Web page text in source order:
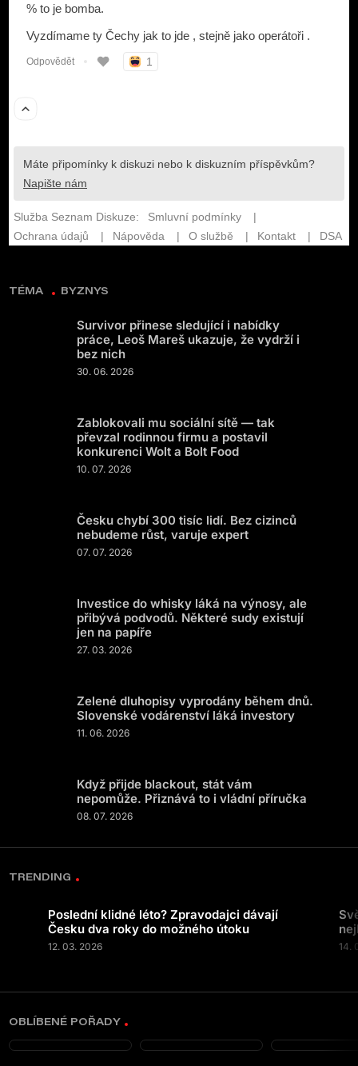
TÉMA BYZNYS
Survivor přinese sledující i nabídky
práce, Leoš Mareš ukazuje, že vydrží i
bez nich
30. 06. 2026
Zablokovali mu sociální sítě — tak
převzal rodinnou firmu a postavil
konkurenci Wolt a Bolt Food
10. 07. 2026
Česku chybí 300 tisíc lidí. Bez cizinců
nebudeme růst, varuje expert
07. 07. 2026
Investice do whisky láká na výnosy, ale
přibývá podvodů. Některé sudy existují
jen na papíře
27. 03. 2026
Zelené dluhopisy vyprodány během dnů.
Slovenské vodárenství láká investory
11. 06. 2026
Když přijde blackout, stát vám
nepomůže. Přiznává to i vládní příručka
08. 07. 2026
TRENDING
Poslední klidné léto? Zpravodajci dávají
Česku dva roky do možného útoku
12. 03. 2026 14.
OBLÍBENÉ POŘADY